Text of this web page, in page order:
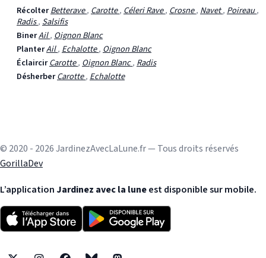
RécolterBetterave, Carotte, Céleri Rave, Crosne, Navet, Poireau,
Radis, Salsifis
BinerAil, Oignon Blanc
PlanterAil, Echalotte, Oignon Blanc
ÉclaircirCarotte, Oignon Blanc, Radis
DésherberCarotte, Echalotte
© 2020 - 2026 JardinezAvecLaLune.fr — Tous droits réservés
GorillaDev
L’application Jardinez avec la luneest disponible sur mobile.